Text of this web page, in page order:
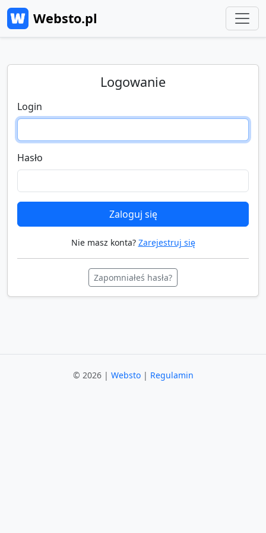
Websto.pl
Logowanie
Login
Hasło
Zaloguj się
Nie masz konta? Zarejestruj się
Zapomniałeś hasła?
© 2026 | Websto| Regulamin